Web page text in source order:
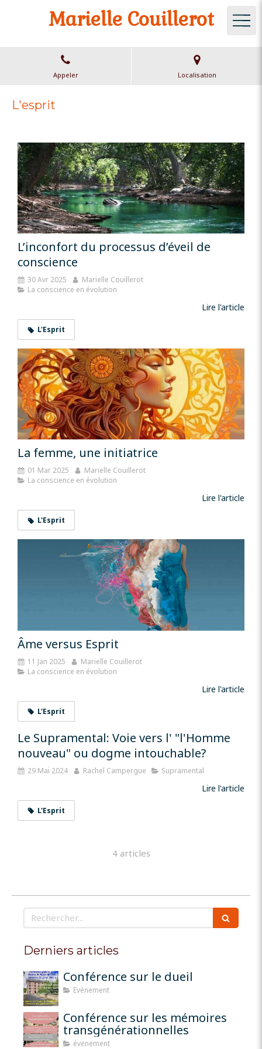
Marielle Couillerot
Appeler Localisation
L'esprit
L’inconfort du processus d’éveil de
conscience
30 Avr 2025
Marielle Couillerot
La conscience en évolution
Lire l'article
L'Esprit
La femme, une initiatrice
01 Mar 2025
Marielle Couillerot
La conscience en évolution
Lire l'article
L'Esprit
Âme versus Esprit
11 Jan 2025
Marielle Couillerot
La conscience en évolution
Lire l'article
L'Esprit
Le Supramental: Voie vers l' "l'Homme
nouveau" ou dogme intouchable?
29 Mai 2024 Rachel Campergue Supramental
Lire l'article
L'Esprit
4 articles
Rechercher
Derniers articles
Conférence sur le dueil
Evènement
Conférence sur les mémoires
transgénérationnelles
évenement